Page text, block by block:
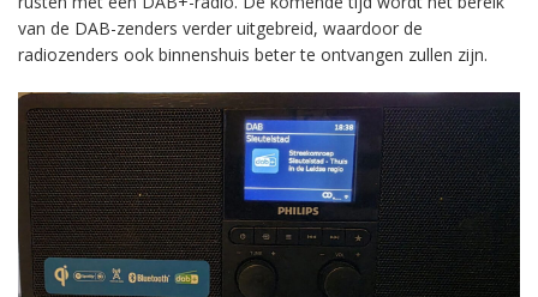
van de DAB-zenders verder uitgebreid, waardoor de
radiozenders ook binnenshuis beter te ontvangen zullen zijn.